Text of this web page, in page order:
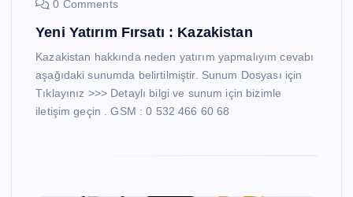
0 Comments
Yeni Yatırım Fırsatı : Kazakistan
Kazakistan hakkında neden yatırım yapmalıyım cevabı
aşağıdaki sunumda belirtilmiştir. Sunum Dosyası için
Tıklayınız >>> Detaylı bilgi ve sunum için bizimle
iletişim geçin . GSM : 0 532 466 60 68